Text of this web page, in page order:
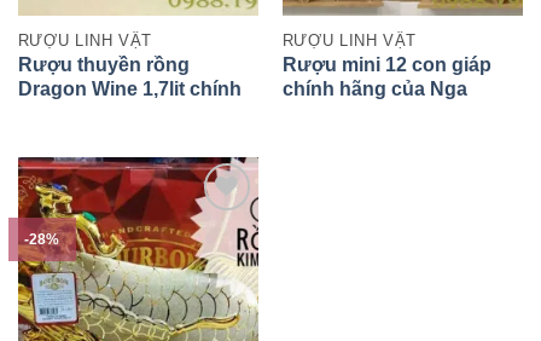
RƯỢU LINH VẬT
Rượu thuyền rồng
Dragon Wine 1,7lit chính
RƯỢU LINH VẬT
Rượu mini 12 con giáp
chính hãng của Nga
-28%